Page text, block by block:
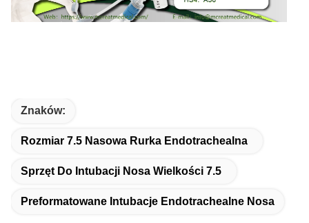
Znaków:
Rozmiar 7.5 Nasowa Rurka Endotrachealna
Sprzęt Do Intubacji Nosa Wielkości 7.5
Preformatowane Intubacje Endotrachealne Nosa